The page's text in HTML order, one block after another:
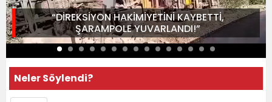
“DİREKSİYON HAKİMİYETİNİ KAYBETTİ,
ŞARAMPOLE YUVARLANDI!”
Neler Söylendi?